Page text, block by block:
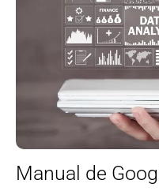
Manual de